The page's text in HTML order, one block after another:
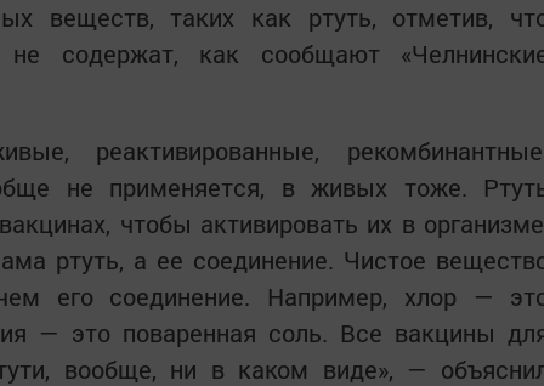
веществ, таких как ртуть, отметив,
содержат, как сообщают
реактивированные,
не применяется, в живых тоже.
чтобы активировать их в
ртуть, а ее соединение. Чистое
его соединение. Например, хлор —
— это поваренная соль. Все вакцины
вообще, ни в каком виде», —